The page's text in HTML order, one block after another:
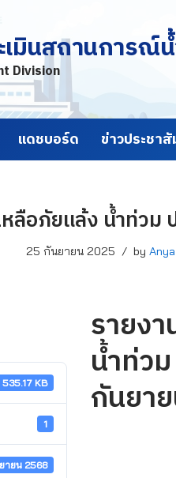
เมินสถานการณ์
Division
แดชบอร์ด ข่าวประชา
ลือภัยแล้ง น้ำท่ว
25 กันยายน 2025 by
535.17 KB
1
ายน 2568
รายง
น้ำท่ว
กันยา